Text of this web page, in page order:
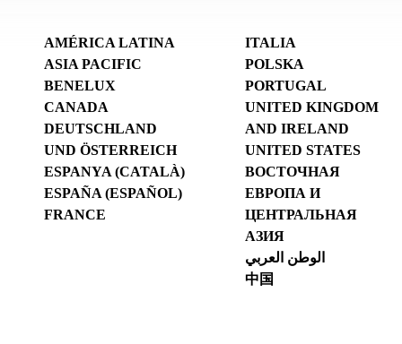
AMÉRICA LATINA
ASIA PACIFIC
BENELUX
CANADA
DEUTSCHLAND
UND ÖSTERREICH
ESPANYA (CATALÀ)
ESPAÑA (ESPAÑOL)
FRANCE
ITALIA
POLSKA
PORTUGAL
UNITED KINGDOM
AND IRELAND
UNITED STATES
ВОСТОЧНАЯ
ЕВРОПА И
ЦЕНТРАЛЬНАЯ
АЗИЯ
الوطن العربي
中国